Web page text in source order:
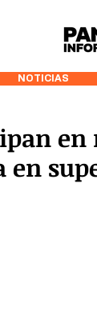
NOTICIAS
en
en